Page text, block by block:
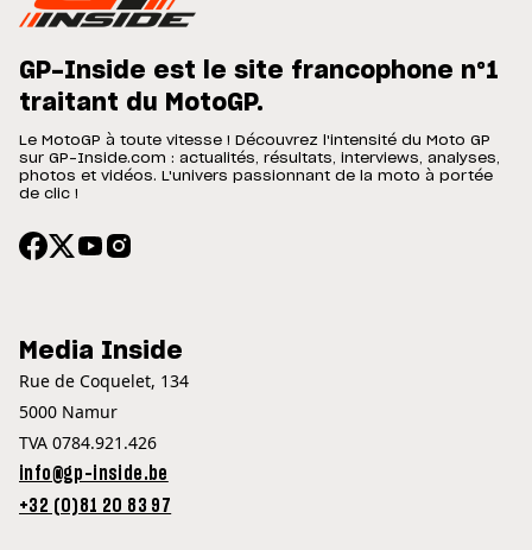
GP-Inside est le site francophone n°1
traitant du MotoGP.
Le MotoGP à toute vitesse ! Découvrez l'intensité du Moto GP
sur GP-Inside.com : actualités, résultats, interviews, analyses,
photos et vidéos. L'univers passionnant de la moto à portée
de clic !
Media Inside
Rue de Coquelet, 134
5000 Namur
TVA 0784.921.426
info@gp-inside.be
+32 (0)81 20 83 97